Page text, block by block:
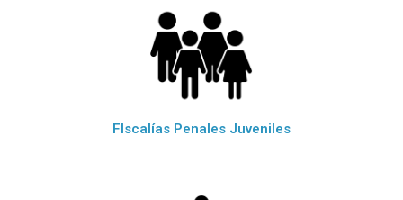
FIscalías Penales Juveniles